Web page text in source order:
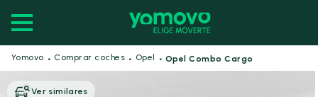
Yomovo · Comprar coches · Opel · Opel Combo Cargo
Ver similares